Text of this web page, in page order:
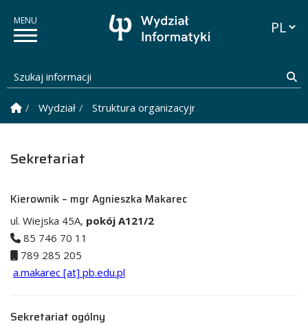
Szukaj informacji
Strona Główna
Wydział Struktura organizacyjna
Sekretariat
Kierownik – mgr Agnieszka Makarec
ul. Wiejska 45A, pokój A121/2
85 746 70 11
789 285 205
a.makarec [at] pb.edu.pl
Sekretariat ogólny